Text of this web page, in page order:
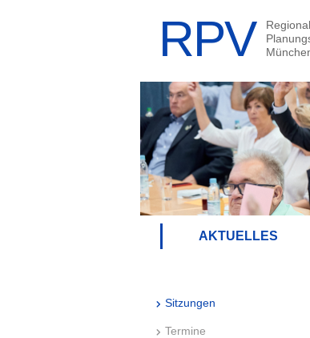
AKTUELLES
Sitzungen
Termine